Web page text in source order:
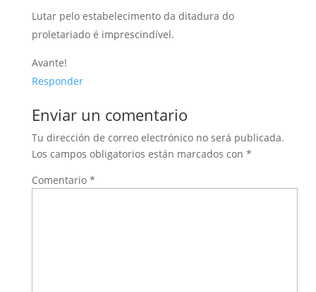
Lutar pelo estabelecimento da ditadura do
proletariado é imprescindível.
Avante!
Responder
Enviar un comentario
Tu dirección de correo electrónico no será publicada.
Los campos obligatorios están marcados con *
Comentario *